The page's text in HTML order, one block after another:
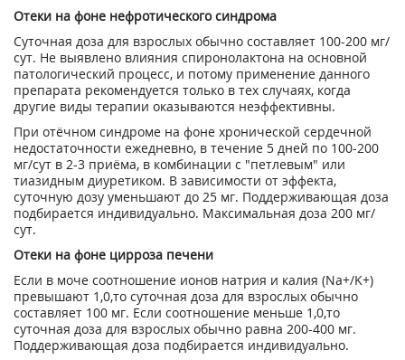
Отеки на фоне нефротического синдрома
Суточная доза для взрослых обычно составляет 100-200 мг/
сут. Не выявлено влияния спиронолактона на основной
патологический процесс, и потому применение данного
препарата рекомендуется только в тех случаях, когда
другие виды терапии оказываются неэффективны.
При отёчном синдроме на фоне хронической сердечной
недостаточности ежедневно, в течение 5 дней по 100-200
мг/сут в 2-3 приёма, в комбинации с "петлевым" или
тиазидным диуретиком. В зависимости от эффекта,
суточную дозу уменьшают до 25 мг. Поддерживающая доза
подбирается индивидуально. Максимальная доза 200 мг/
сут.
Отеки на фоне цирроза печени
Если в моче соотношение ионов натрия и калия (Na+/K+)
превышают 1,0,то суточная доза для взрослых обычно
составляет 100 мг. Если соотношение меньше 1,0,то
суточная доза для взрослых обычно равна 200-400 мг.
Поддерживающая доза подбирается индивидуально.